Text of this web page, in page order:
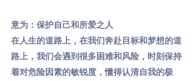
意为：保护自己和所爱之人
在人生的道路上，在我们奔赴目标和梦想的道
路上，我们会遇到很多困难和风险，时刻保持
着对危险因素的敏锐度，懂得认清自我的极